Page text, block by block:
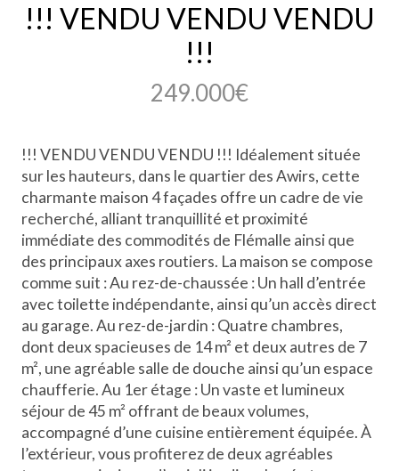
!!! VENDU VENDU VENDU
!!!
249.000€
!!! VENDU VENDU VENDU !!! Idéalement située
sur les hauteurs, dans le quartier des Awirs, cette
charmante maison 4 façades offre un cadre de vie
recherché, alliant tranquillité et proximité
immédiate des commodités de Flémalle ainsi que
des principaux axes routiers. La maison se compose
comme suit : Au rez-de-chaussée : Un hall d’entrée
avec toilette indépendante, ainsi qu’un accès direct
au garage. Au rez-de-jardin : Quatre chambres,
dont deux spacieuses de 14 m² et deux autres de 7
m², une agréable salle de douche ainsi qu’un espace
chaufferie. Au 1er étage : Un vaste et lumineux
séjour de 45 m² offrant de beaux volumes,
accompagné d’une cuisine entièrement équipée. À
l’extérieur, vous profiterez de deux agréables